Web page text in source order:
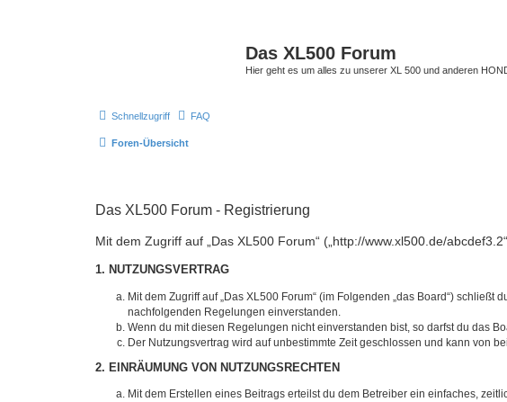
Das XL500 Forum
Hier geht es um alles zu unserer XL 500 und anderen
Schnellzugriff FAQ
Foren-Übersicht
Das XL500 Forum - Registrierung
Mit dem Zugriff auf „Das XL500 Forum“ („http://www.xl500.de/
1. NUTZUNGSVERTRAG
Mit dem Zugriff auf „Das XL500 Forum“ (im Folgenden „das Board“)
nachfolgenden Regelungen einverstanden.
Wenn du mit diesen Regelungen nicht einverstanden bist, so darfst du das
Der Nutzungsvertrag wird auf unbestimmte Zeit geschlossen und kann von
2. EINRÄUMUNG VON NUTZUNGSRECHTEN
Mit dem Erstellen eines Beitrags erteilst du dem Betreiber ein einfaches,